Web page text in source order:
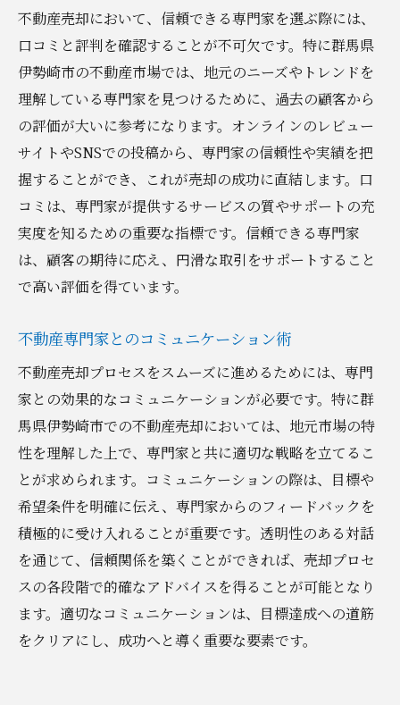
不動産売却において、信頼できる専門家を選ぶ際には、
口コミと評判を確認することが不可欠です。特に群馬県
伊勢崎市の不動産市場では、地元のニーズやトレンドを
理解している専門家を見つけるために、過去の顧客から
の評価が大いに参考になります。オンラインのレビュー
サイトやSNSでの投稿から、専門家の信頼性や実績を把
握することができ、これが売却の成功に直結します。口
コミは、専門家が提供するサービスの質やサポートの充
実度を知るための重要な指標です。信頼できる専門家
は、顧客の期待に応え、円滑な取引をサポートすること
で高い評価を得ています。
不動産専門家とのコミュニケーション術
不動産売却プロセスをスムーズに進めるためには、専門
家との効果的なコミュニケーションが必要です。特に群
馬県伊勢崎市での不動産売却においては、地元市場の特
性を理解した上で、専門家と共に適切な戦略を立てるこ
とが求められます。コミュニケーションの際は、目標や
希望条件を明確に伝え、専門家からのフィードバックを
積極的に受け入れることが重要です。透明性のある対話
を通じて、信頼関係を築くことができれば、売却プロセ
スの各段階で的確なアドバイスを得ることが可能となり
ます。適切なコミュニケーションは、目標達成への道筋
をクリアにし、成功へと導く重要な要素です。